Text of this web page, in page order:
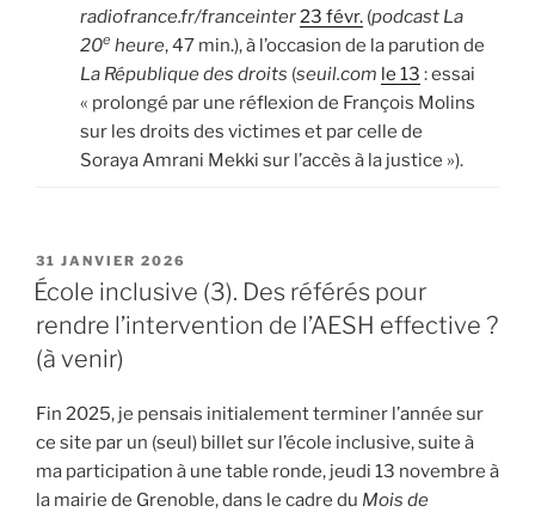
radiofrance.fr/franceinter23 févr. (podcast La
20e heure, 47 min.), à l’occasion de la parution de
La République des droits (seuil.com le 13 : essai
« prolongé par une réflexion de François Molins
sur les droits des victimes et par celle de
Soraya Amrani Mekki sur l’accès à la justice »).
PUBLIÉ
LE
31 JANVIER 2026
École inclusive (3). Des référés pour
rendre l’intervention de l’AESH effective ?
(à venir)
Fin 2025, je pensais initialement terminer l’année sur
ce site par un (seul) billet sur l’école inclusive, suite à
ma participation à une table ronde, jeudi 13 novembre à
la mairie de Grenoble, dans le cadre du Mois de